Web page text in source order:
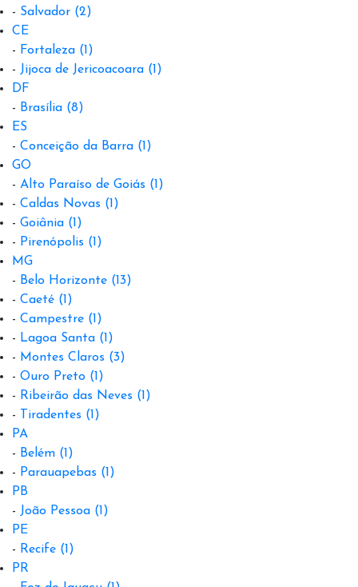
- Salvador (2)
CE
- Fortaleza (1)
- Jijoca de Jericoacoara (1)
DF
- Brasília (8)
ES
- Conceição da Barra (1)
GO
- Alto Paraíso de Goiás (1)
- Caldas Novas (1)
- Goiânia (1)
- Pirenópolis (1)
MG
- Belo Horizonte (13)
- Caeté (1)
- Campestre (1)
- Lagoa Santa (1)
- Montes Claros (3)
- Ouro Preto (1)
- Ribeirão das Neves (1)
-
Tiradentes (1)
PA
- Belém (1)
- Parauapebas (1)
PB
- João Pessoa (1)
PE
- Recife (1)
PR